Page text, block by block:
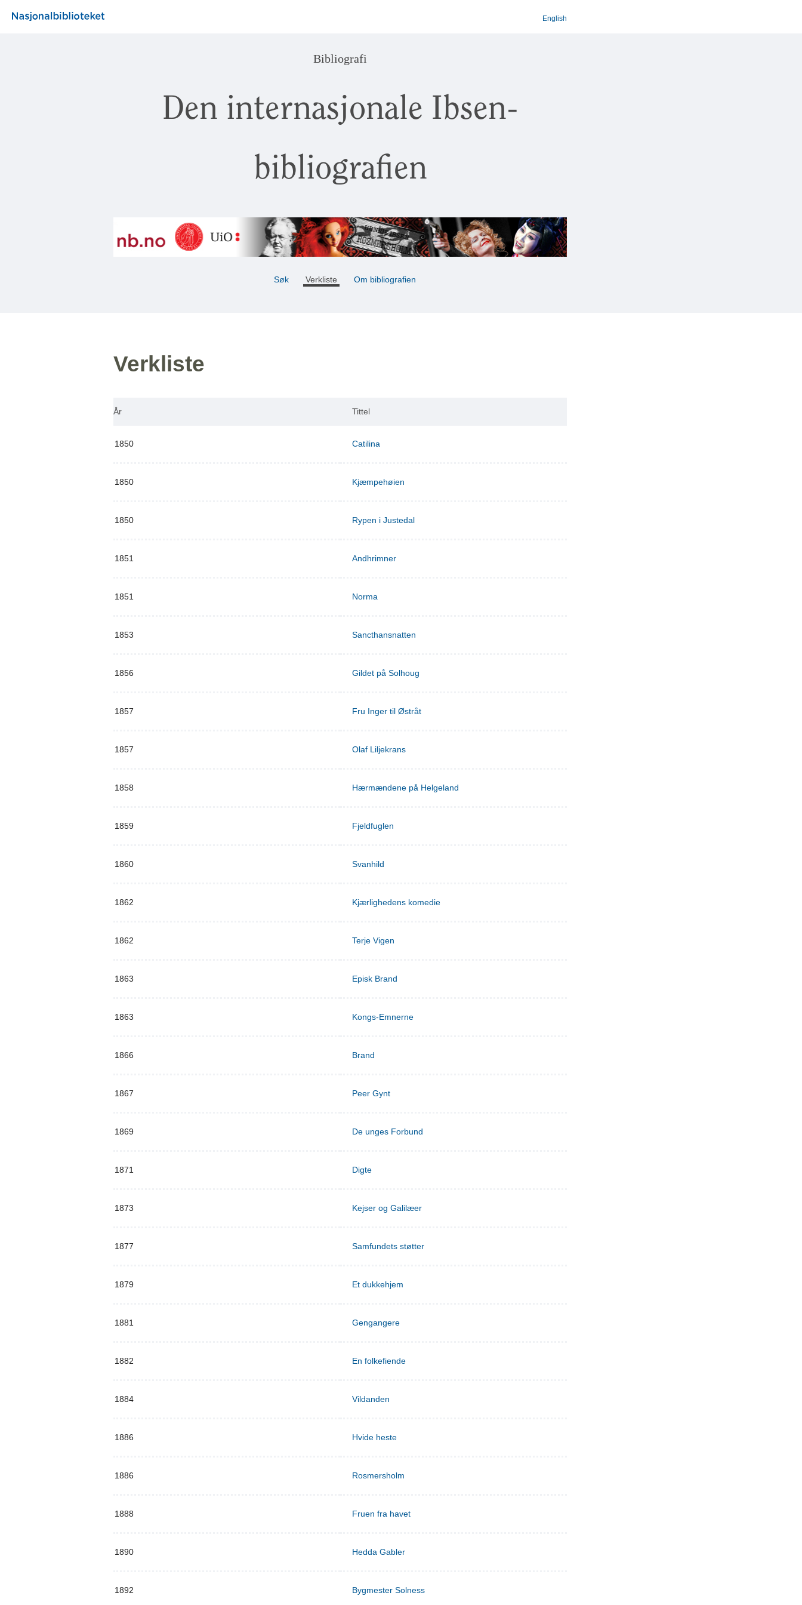
English
Bibliografi
Den internasjonale Ibsen-
bibliografien
Søk Verkliste Om bibliografien
Verkliste
År Tittel
1850 Catilina
1850 Kjæmpehøien
1850 Rypen i Justedal
1851 Andhrimner
1851 Norma
1853 Sancthansnatten
1856 Gildet på Solhoug
1857 Fru Inger til Østråt
1857 Olaf Liljekrans
1858 Hærmændene på Helgeland
1859 Fjeldfuglen
1860 Svanhild
1862 Kjærlighedens komedie
1862 Terje Vigen
1863 Episk Brand
1863 Kongs-Emnerne
1866 Brand
1867 Peer Gynt
1869 De unges Forbund
1871 Digte
1873 Kejser og Galilæer
1877 Samfundets støtter
1879 Et dukkehjem
1881 Gengangere
1882 En folkefiende
1884 Vildanden
1886 Hvide heste
1886 Rosmersholm
1888 Fruen fra havet
1890 Hedda Gabler
1892 Bygmester Solness